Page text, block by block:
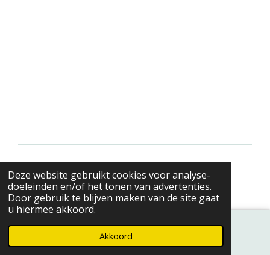
Deze website gebruikt cookies voor analyse-
doeleinden en/of het tonen van advertenties.
Door gebruik te blijven maken van de site gaat
u hiermee akkoord.
Akkoord
© 2022 - 2026 sieradenshop-online
Powered byJouwWeb
E-mailadres